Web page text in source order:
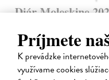
Príjmete
K prevádzke
využívame cookies
Diár Moleskine
9 x 14 cm| Zápisník Moleskine
Denný diár vreckové veľkosti
poznámky a schôdzky.
Na sklade ?